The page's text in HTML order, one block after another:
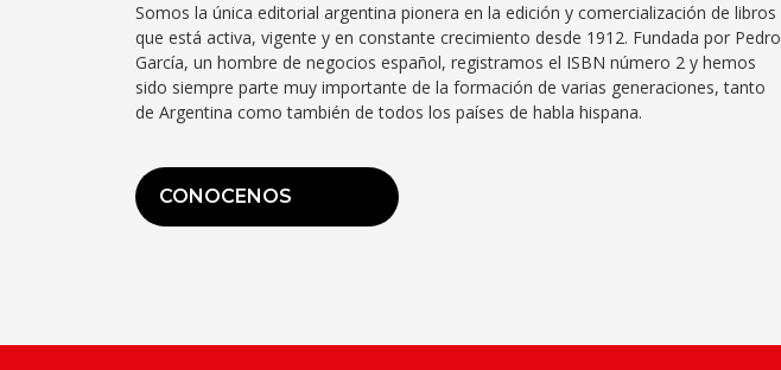
Somos la única editorial argentina pionera en la edición y comercialización de libros
que está activa, vigente y en constante crecimiento desde 1912. Fundada por Pedro
García, un hombre de negocios español, registramos el ISBN número 2 y hemos
sido siempre parte muy importante de la formación de varias generaciones, tanto
de Argentina como también de todos los países de habla hispana.
CONOCENOS